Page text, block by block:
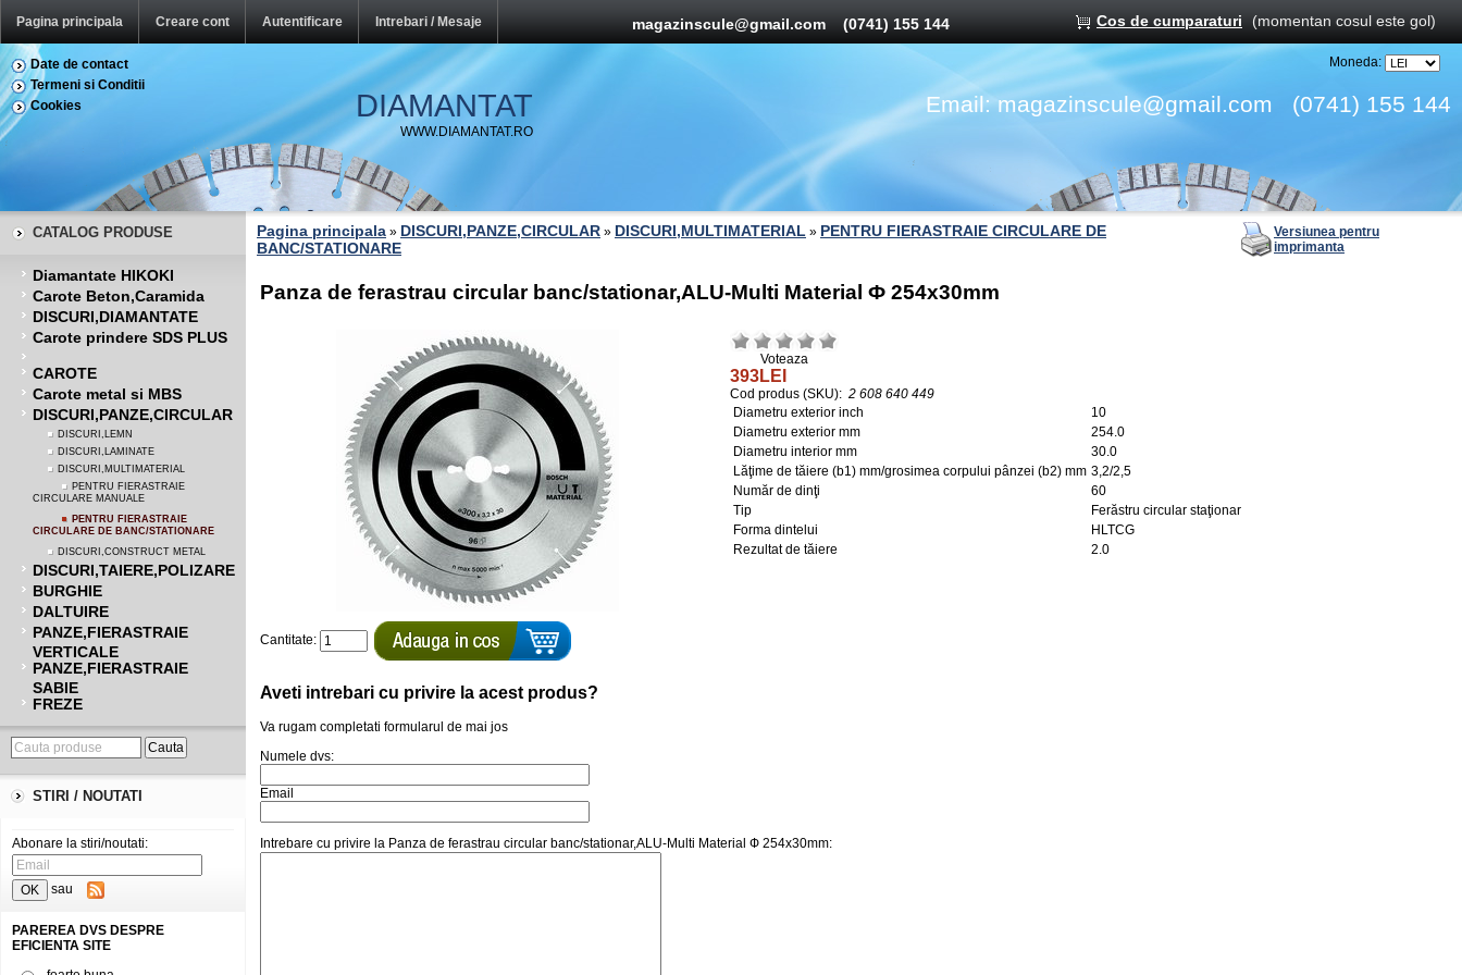
Pagina principala Creare cont Autentificare Intrebari / Mesaje magazinscule@gmail.com(0741) 155 144 Cos de cumparaturi (momentan cosul este gol)
Date de contact
Termeni si Conditii
Cookies
DIAMANTAT
WWW.DIAMANTAT.RO
Moneda:
Email:magazinscule@gmail.com (0741) 155 144
CATALOG PRODUSE
Diamantate HIKOKI
Carote Beton,Caramida
DISCURI,DIAMANTATE
Carote prindere SDS PLUS
CAROTE
Carote metal si MBS
DISCURI,PANZE,CIRCULAR
DISCURI,LEMN
DISCURI,LAMINATE
DISCURI,MULTIMATERIAL
PENTRU FIERASTRAIE
CIRCULARE MANUALE
PENTRU FIERASTRAIE
CIRCULARE DE BANC/STATIONARE
DISCURI,CONSTRUCT METAL
DISCURI,TAIERE,POLIZARE
BURGHIE
DALTUIRE
PANZE,FIERASTRAIE
VERTICALE
PANZE,FIERASTRAIE
SABIE
FREZE
STIRI / NOUTATI
Abonare la stiri/noutati:
sau
PAREREA DVS DESPRE
EFICIENTA SITE
Pagina principala » DISCURI,PANZE,CIRCULAR » DISCURI,MULTIMATERIAL » PENTRU FIERASTRAIE CIRCULARE DE
BANC/STATIONARE
Versiunea pentru
imprimanta
Panza de ferastrau circular banc/stationar,ALU-Multi Material Ф 254x30mm
Voteaza
393LEI
Cod produs (SKU): 2 608 640 449
Diametru exterior inch
10
Diametru exterior mm
254.0
Diametru interior mm
30.0
Lăţime de tăiere (b1) mm/grosimea corpului pânzei (b2) mm 3,2/2,5
Număr de dinţi
60
Tip
Ferăstru circular staţionar
Forma dintelui
HLTCG
Rezultat de tăiere
2.0
Cantitate:
Aveti intrebari cu privire la acest produs?
Va rugam completati formularul de mai jos
Numele dvs:
Email
Intrebare cu privire la Panza de ferastrau circular banc/stationar,ALU-Multi Material Ф 254x30mm: